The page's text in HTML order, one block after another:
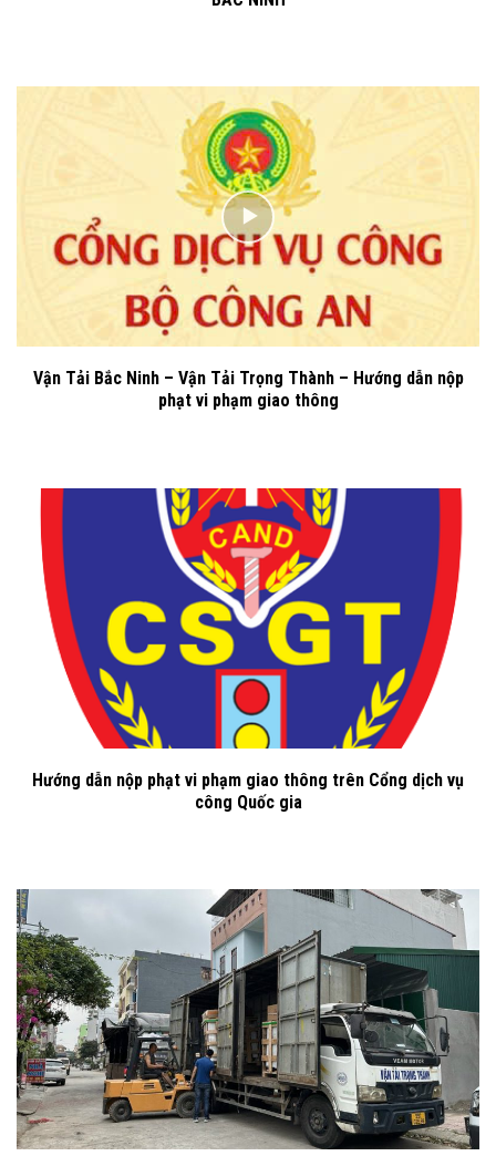
Vận Tải Bắc Ninh – Vận Tải Trọng Thành – Hướng dẫn nộp
phạt vi phạm giao thông
Hướng dẫn nộp phạt vi phạm giao thông trên Cổng dịch vụ
công Quốc gia